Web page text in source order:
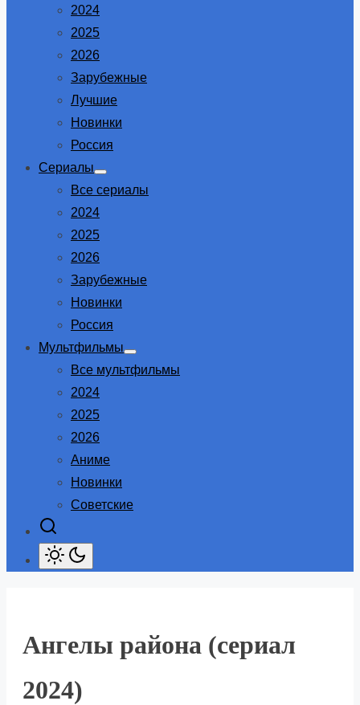
2024
2025
2026
Зарубежные
Лучшие
Новинки
Россия
Сериалы
Show
sub
Все сериалы
2024
2025
2026
Зарубежные
Новинки
Россия
Мультфильмы
Show
sub
Все мультфильмы
2024
2025
2026
Аниме
Новинки
Советские
Ангелы района (сериал
2024)